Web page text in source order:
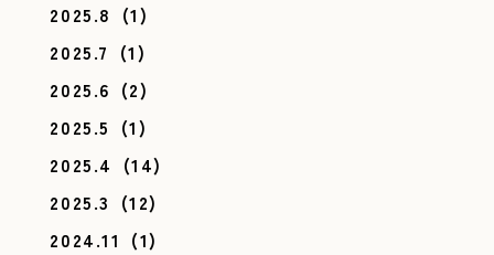
2025.8 (1)
2025.7 (1)
2025.6 (2)
2025.5 (1)
2025.4 (14)
2025.3 (12)
2024.11 (1)